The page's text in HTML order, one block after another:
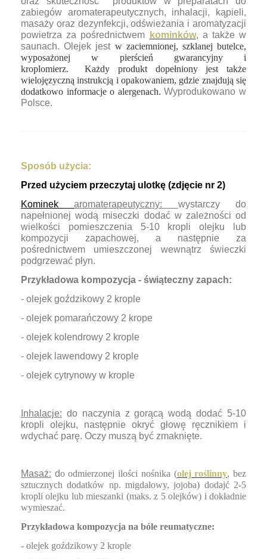
zabiegów aromaterapeutycznych, inhalacji, kąpieli,
masaży oraz dezynfekcji, odświeżania i aromatyzacji
powietrza za pośrednictwem
kominków, a także w
saunach. Olejek jest w zaciemnionej, szklanej butelce,
wyposażonej w pierścień gwarancyjny i
kroplomierz. Każdy produkt dopełniony jest także
wielojęzyczną instrukcją i opakowaniem, gdzie znajdują się
dodatkowo informacje o alergenach.Wyprodukowano w
Polsce.
Sposób użycia:
Przed użyciem przeczytaj ulotkę (zdjęcie nr 2)
Kominek
aromaterapeutyczny: wystarczy do
napełnionej wodą miseczki dodać w zależności od
wielkości pomieszczenia 5-10 kropli olejku lub
kompozycji zapachowej, a następnie za
pośrednictwem umieszczonej wewnątrz świeczki
podgrzewać płyn.
Przykładowa kompozycja - świąteczny zapach:
- olejek goździkowy 2 krople
- olejek pomarańczowy 2 krope
- olejek kolendrowy 2 krople
- olejek lawendowy 2 krople
- olejek cytrynowy w krople
Inhalacje: do naczynia z gorącą wodą dodać 5-10
kropli olejku, następnie okryć głowę ręcznikiem i
wdychać parę. Oczy muszą być zmaknięte.
Masaż: do odmierzonej ilości nośnika (olej roślinny, bez
sztucznych dodatków np. migdałowy, jojoba) dodajć 2-5
kropli olejku lub mieszanki (maks. z 5 olejków) i dokładnie
wymieszać.
Przykładowa kompozycja na bóle reumatyczne:
- olejek goździkowy 2 krople